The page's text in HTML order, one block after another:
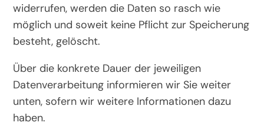
widerrufen, werden die Daten so rasch wie
möglich und soweit keine Pflicht zur Speicherung
besteht, gelöscht.
Über die konkrete Dauer der jeweiligen
Datenverarbeitung informieren wir Sie weiter
unten, sofern wir weitere Informationen dazu
haben.